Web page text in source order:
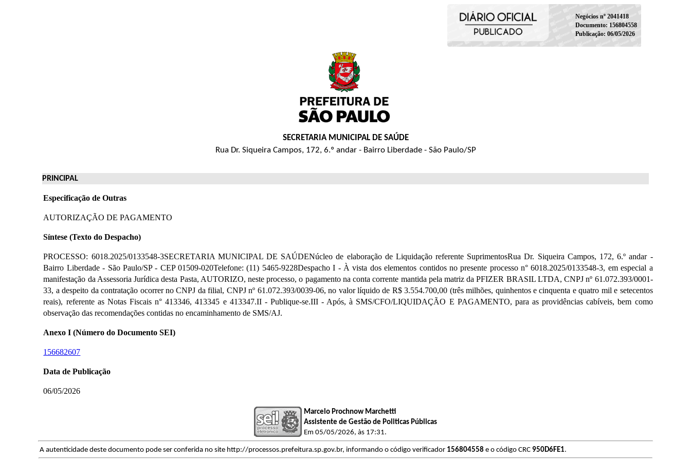
Negócios nº 2041418
Documento: 156804558
Publicação: 06/05/2026
SECRETARIA MUNICIPAL DE SAÚDE
Rua Dr. Siqueira Campos, 172, 6.º andar - Bairro Liberdade - São Paulo/SP
PRINCIPAL
Especificação de Outras
AUTORIZAÇÃO DE PAGAMENTO
Síntese (Texto do Despacho)
PROCESSO: 6018.2025/0133548-3SECRETARIA MUNICIPAL DE SAÚDENúcleo de elaboração de Liquidação referente SuprimentosRua Dr. Siqueira Campos, 172, 6.º andar -
Bairro Liberdade - São Paulo/SP - CEP 01509-020Telefone: (11) 5465-9228Despacho I - À vista dos elementos contidos no presente processo n° 6018.2025/0133548-3, em especial a
manifestação da Assessoria Jurídica desta Pasta, AUTORIZO, neste processo, o pagamento na conta corrente mantida pela matriz da PFIZER BRASIL LTDA, CNPJ nº 61.072.393/0001-
33, a despeito da contratação ocorrer no CNPJ da filial, CNPJ nº 61.072.393/0039-06, no valor líquido de R$ 3.554.700,00 (três milhões, quinhentos e cinquenta e quatro mil e setecentos
reais), referente as Notas Fiscais n° 413346, 413345 e 413347.II - Publique-se.III - Após, à SMS/CFO/LIQUIDAÇÃO E PAGAMENTO, para as providências cabíveis, bem como
observação das recomendações contidas no encaminhamento de SMS/AJ.
Anexo I (Número do Documento SEI)
156682607
Data de Publicação
06/05/2026
Marcelo Prochnow Marchetti
Assistente de Gestão de Politicas Públicas
Em 05/05/2026, às 17:31.
A autenticidade deste documento pode ser conferida no site http://processos.prefeitura.sp.gov.br, informando o código verificador 156804558 e o código CRC950D6FE1.